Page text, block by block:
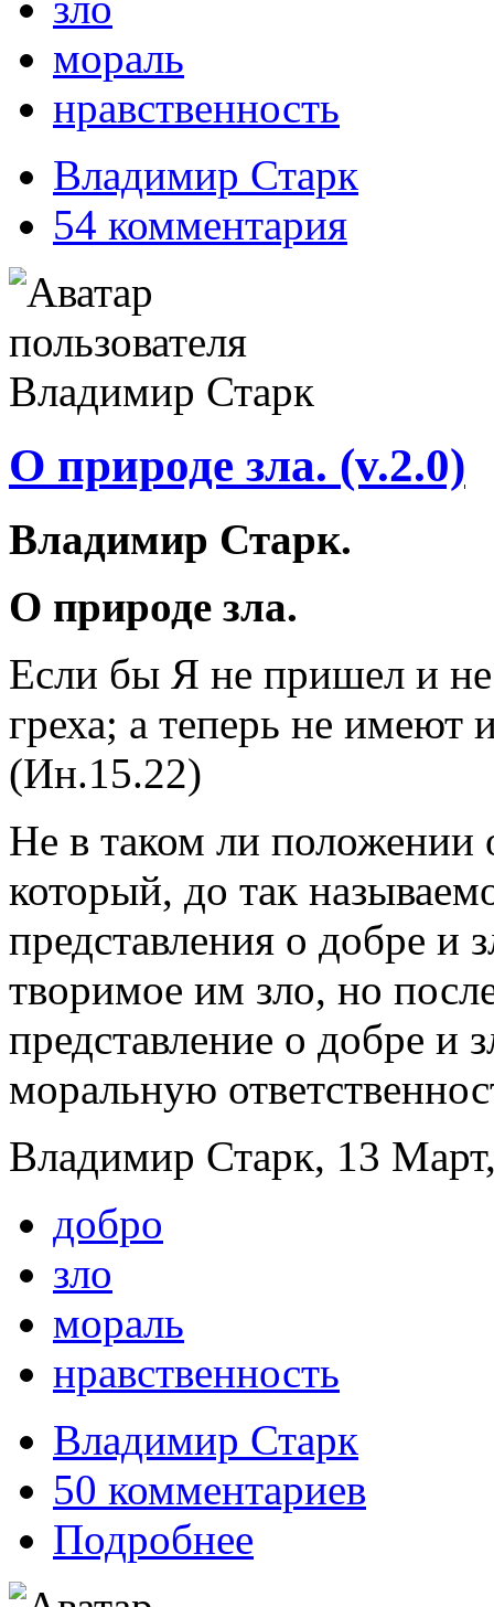
мораль
нравственность
Владимир Старк
54 комментария
О природе зла. (v.2.0)
Владимир Старк.
О природе зла.
Если бы Я не пришел и
греха; а теперь не имеют
(Ин.15.22)
Не в таком ли положении
который, до так
представления о добре и
творимое им зло, но
представление о добре и
моральную
Владимир Старк, 13
добро
зло
мораль
нравственность
Владимир Старк
50 комментариев
Подробнее